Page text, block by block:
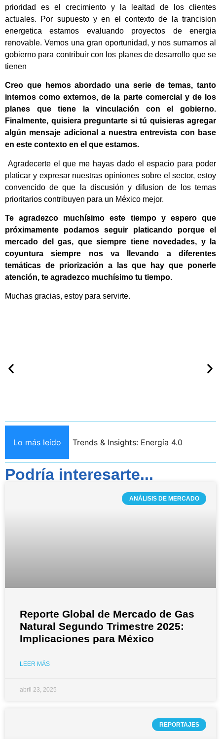
prioridad es el crecimiento y la lealtad de los clientes
actuales. Por supuesto y en el contexto de la trancision
energetica estamos evaluando proyectos de energia
renovable. Vemos una gran oportunidad, y nos sumamos al
gobierno para contribuir con los planes de desarrollo que se
tienen
Creo que hemos abordado una serie de temas, tanto
internos como externos, de la parte comercial y de los
planes que tiene la vinculación con el gobierno.
Finalmente, quisiera preguntarte si tú quisieras agregar
algún mensaje adicional a nuestra entrevista con base
en este contexto en el que estamos.
Agradecerte el que me hayas dado el espacio para poder
platicar y expresar nuestras opiniones sobre el sector, estoy
convencido de que la discusión y difusion de los temas
prioritarios contribuyen para un México mejor.
Te agradezco muchísimo este tiempo y espero que
próximamente podamos seguir platicando porque el
mercado del gas, que siempre tiene novedades, y la
coyuntura siempre nos va llevando a diferentes
temáticas de priorización a las que hay que ponerle
atención, te agradezco muchísimo tu tiempo.
Muchas gracias, estoy para servirte.
Lo más leído Trends & Insights: Energía 4.0
Podría interesarte...
ANÁLISIS DE MERCADO
Reporte Global de Mercado de Gas
Natural Segundo Trimestre 2025:
Implicaciones para México
LEER MÁS
abril 23, 2025
REPORTAJES